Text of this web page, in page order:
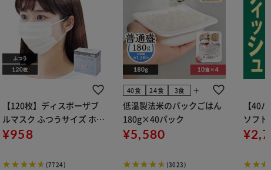
【120枚】ディスポーザブ
ルマスク ふつうサイズ ホワ
イト 大容量 DISPOSABLE
布
¥958
(7724)
40食 24食 3食 add
低温製法米のパックごはん
180g×40パック
¥5,580
(3023)
【40
ソフ
組) 5